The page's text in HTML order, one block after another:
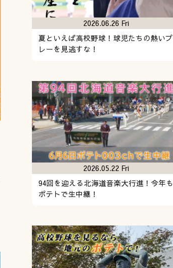
夏といえば高校野球！球児たちの熱いプ
レーを見逃すな！
2026.06.26 Fri
94回を迎える北海道音楽大行進！今年も
ポテトで生中継！
2026.05.22 Fri